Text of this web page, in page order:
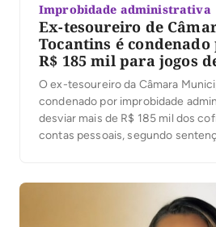
Improbidade administrativa
Ex-tesoureiro de
Tocantins é
R$ 185 mil para jogos
O ex-tesoureiro da Câmara
condenado por improbidade
desviar mais de R$ 185 mil dos
contas pessoais, segundo
Xambioá. De acordo com o